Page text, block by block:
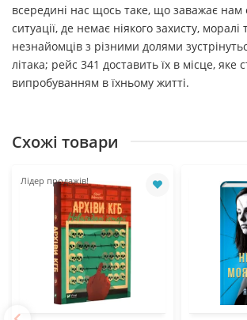
всередині нас щось таке, що заважає нам
ситуації, де немає ніякого захисту, моралі
незнайомців з різними долями
літака; рейс 341 доставить їх в місце, яке
випробуванням в їхньому житті.
Схожі товари
Лідер продажів!